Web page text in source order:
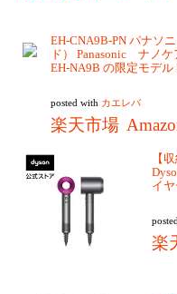
EH-CNA9B-PN パナソ
ド） Panasonic ナノ
EH-NA9B の限定モデル
posted with カエレバ
楽天市場
【
イ
楽